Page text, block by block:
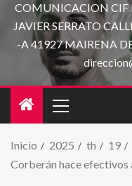
COMUNICACION CIF
JAVIER SERRATO
-A 41927 MAIRENA
Inicio 2025 th
19
Corberán hace efectivos